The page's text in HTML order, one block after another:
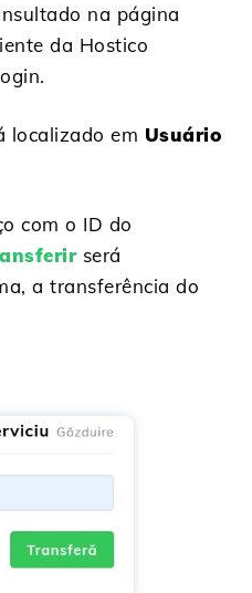
na página
da Hostico
localizado em Usuário
com o ID do
será
a transferência do